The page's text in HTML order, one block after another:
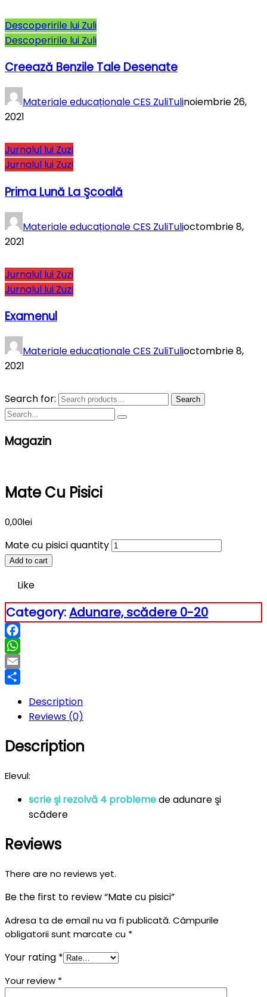
Descoperirile lui Zuli
Descoperirile lui Zuli
Creează Benzile Tale Desenate
Materiale educaționale CES ZuliTulinoiembrie 26,
2021
Jurnalul lui Zuzi
Jurnalul lui Zuzi
Prima Lună La Şcoală
Materiale educaționale CES ZuliTulioctombrie 8,
2021
Jurnalul lui Zuzi
Jurnalul lui Zuzi
Examenul
Materiale educaționale CES ZuliTulioctombrie 8,
2021
Search for: Search
Magazin
Mate Cu Pisici
0,00lei
Mate cu pisici quantity
Add to cart
Like
Category:Adunare, scădere 0-20
Facebook
WhatsApp
Email
Description
Reviews (0)
Description
Elevul:
scrie şi rezolvă 4 problemede adunare şi
scădere
Reviews
There are no reviews yet.
Be the first to review “Mate cu pisici”
Adresa ta de email nu va fi publicată. Câmpurile
obligatorii sunt marcate cu *
Your rating *
Your review *